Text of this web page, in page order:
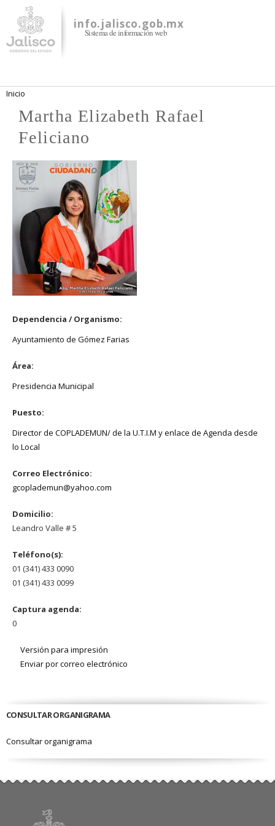
contenido
principal
info.jalisco.gob.mx
Sistema de información web
Se encuentra usted aquí
Inicio
Martha Elizabeth Rafael
Feliciano
Dependencia / Organismo:
Ayuntamiento de Gómez Farias
Área:
Presidencia Municipal
Puesto:
Director de COPLADEMUN/ de la U.T.I.M y enlace de Agenda desde
lo Local
Correo Electrónico:
gcoplademun@yahoo.com
Domicilio:
Leandro Valle # 5
Teléfono(s):
01 (341) 433 0090
01 (341) 433 0099
Captura agenda:
0
Versión para impresión
Enviar por correo electrónico
CONSULTAR ORGANIGRAMA
Consultar organigrama